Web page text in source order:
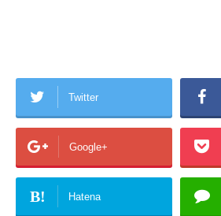
Twitter
Google+
B! Hatena